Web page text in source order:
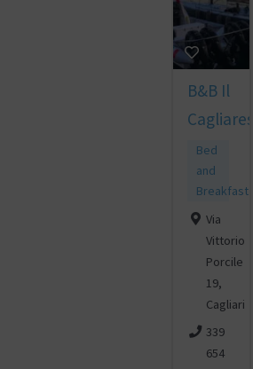
B&B Il
Cagliarese
Bed
and
Breakfast
Via
Vittorio
Porcile
19,
Cagliari
339
654